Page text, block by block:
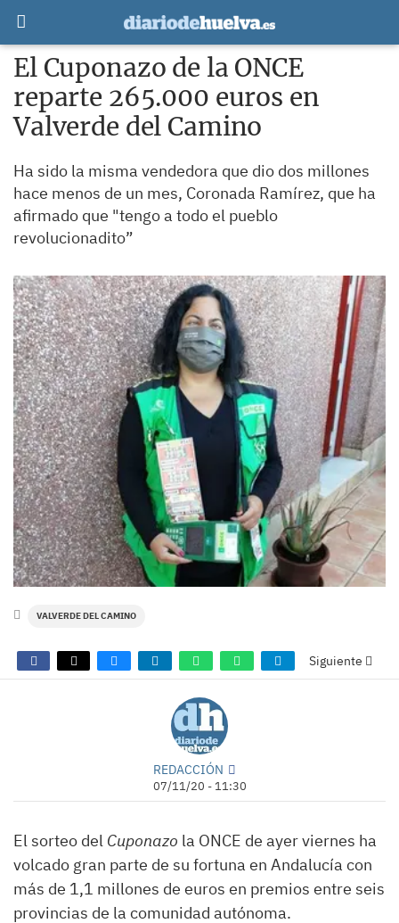
El Cuponazo de la ONCE
reparte 265.000 euros en
Valverde del Camino
Ha sido la misma vendedora que dio dos millones
hace menos de un mes, Coronada Ramírez, que ha
afirmado que "tengo a todo el pueblo
revolucionadito”
VALVERDE DEL CAMINO
Siguiente
REDACCIÓN
07/11/20 - 11:30
El sorteo del Cuponazo la ONCE de ayer viernes ha
volcado gran parte de su fortuna en Andalucía con
más de 1,1 millones de euros en premios entre seis
provincias de la comunidad autónoma.